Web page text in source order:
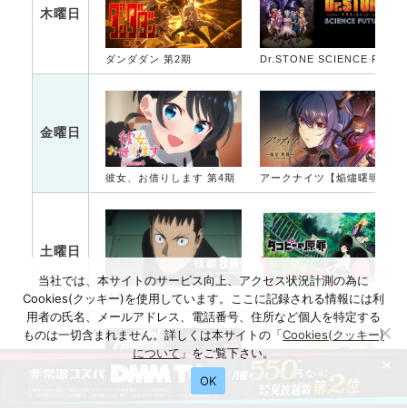
木曜日
ダンダダン 第2期
金曜日
彼女、お借りします 第4期
土曜日
怪獣８号 第2期 タコピーの原罪
当社では、本サイトのサービス向上、アクセス状況計測の為に
Cookies(クッキー)を使用しています。ここに記録される情報には利
用者の氏名、メールアドレス、電話番号、住所など個人を特定する
ものは一切含まれません。詳しくは本サイトの「Cookies(クッキー)
について 」をご覧下さい。
OK